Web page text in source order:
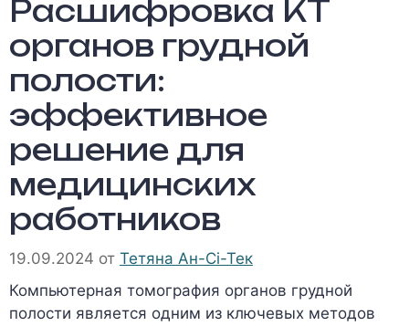
Расшифровка КТ
органов грудной
полости:
эффективное
решение для
медицинских
работников
19.09.2024 от Тетяна Ан-Сі-Тек
Компьютерная томография органов грудной
полости является одним из ключевых методов